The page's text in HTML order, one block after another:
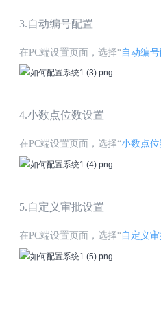
3.自动编号配置
在PC端设置页面，选择“自动编
4.小数点位数设置
在PC端设置页面，选择“小数点位
5.自定义审批设置
在PC端设置页面，选择“自定义